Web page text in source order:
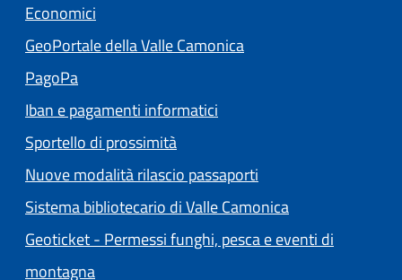
Economici
GeoPortale della Valle Camonica
PagoPa
Iban e pagamenti informatici
Sportello di prossimità
Nuove modalità rilascio passaporti
Sistema bibliotecario di Valle Camonica
Geoticket - Permessi funghi, pesca e eventi di
montagna